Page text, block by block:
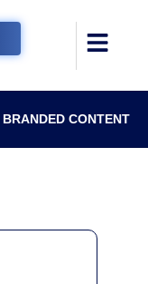
BRANDED CONTENT